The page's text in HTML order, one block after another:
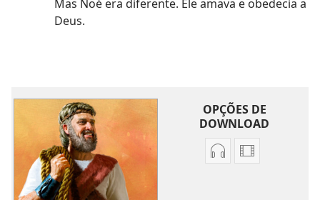
Mas Noé era diferente. Ele amava e obedecia a
Deus.
OPÇÕES DE
DOWNLOAD
OpçõesOpções